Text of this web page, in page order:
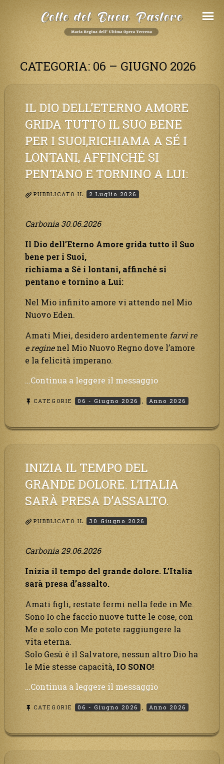
CATEGORIA: 06 – GIUGNO 2026
IL DIO DELL’ETERNO AMORE
GRIDA TUTTO IL SUO BENE
PER I SUOI,RICHIAMA A SÉ I
LONTANI, AFFINCHÉ SI
PENTANO E TORNINO A LUI:
PUBBLICATO IL 2 Luglio 2026
Carbonia 30.06.2026
Il Dio dell’Eterno Amore grida tutto il Suo
bene per i Suoi,
richiama a Sé i lontani, affinché si
pentano e tornino a Lui:
Nel Mio infinito amore vi attendo nel Mio
Nuovo Eden.
Amati Miei, desidero ardentemente farvi re
e reginenel Mio Nuovo Regno dove l’amore
e la felicità imperano.
…Continua a leggere il messaggio“Il
dell’Eterno
grida
per
i
affinché
e
tornino
a
CATEGORIE 06 - Giugno 2026 , Anno 2026
INIZIA IL TEMPO DEL
GRANDE DOLORE. L’ITALIA
SARÀ PRESA D’ASSALTO.
PUBBLICATO IL 30 Giugno 2026
Carbonia 29.06.2026
Inizia il tempo del grande dolore. L’Italia
sarà presa d’assalto.
Amati figli, restate fermi nella fede in Me.
Sono Io che faccio nuove tutte le cose, con
Me e solo con Me potete raggiungere la
vita eterna.
Solo Gesù è il Salvatore, nessun altro Dio ha
le Mie stesse capacità, IO SONO!
…Continua a leggere il messaggio“Inizia
tempo
grande
CATEGORIE 06 - Giugno 2026 , Anno 2026